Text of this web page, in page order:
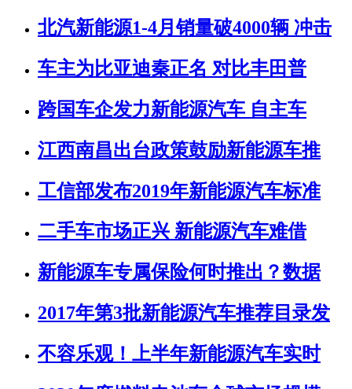
北汽新能源1-4月销量破4000辆 冲击
车主为比亚迪秦正名 对比丰田普
跨国车企发力新能源汽车 自主车
江西南昌出台政策鼓励新能源车推
工信部发布2019年新能源汽车标准
二手车市场正兴 新能源汽车难借
新能源车专属保险何时推出？数据
2017年第3批新能源汽车推荐目录发
不容乐观！上半年新能源汽车实时